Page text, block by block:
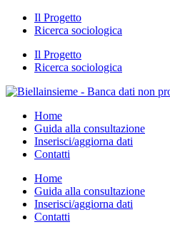
Il Progetto
Ricerca sociologica
Il Progetto
Ricerca sociologica
Home
Guida alla consultazione
Inserisci/aggiorna dati
Contatti
Home
Guida alla consultazione
Inserisci/aggiorna dati
Contatti